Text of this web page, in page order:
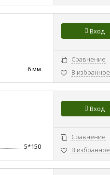
6 мм
Вход
Сравнение
В избранное
5*150
Вход
Сравнение
В избранное